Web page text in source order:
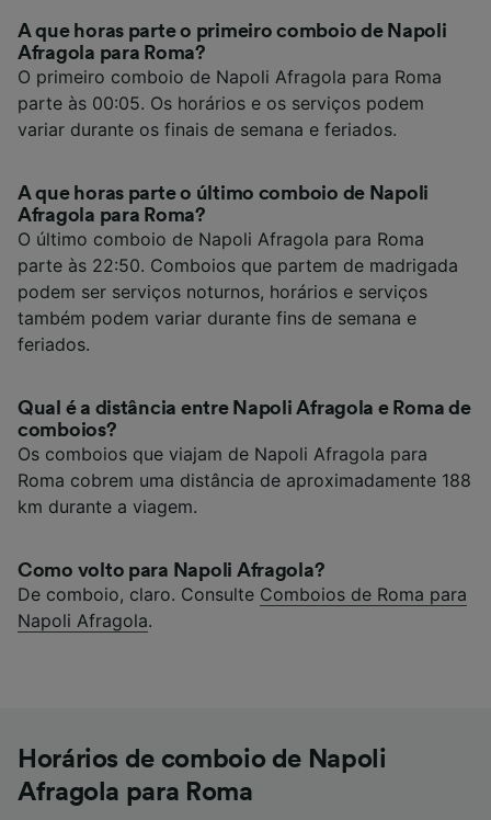
A que horas parte o primeiro comboio de Napoli
Afragola para Roma?
O primeiro comboio de Napoli Afragola para Roma
parte às 00:05. Os horários e os serviços podem
variar durante os finais de semana e feriados.
A que horas parte o último comboio de Napoli
Afragola para Roma?
O último comboio de Napoli Afragola para Roma
parte às 22:50. Comboios que partem de madrigada
podem ser serviços noturnos, horários e serviços
também podem variar durante fins de semana e
feriados.
Qual é a distância entre Napoli Afragola e Roma de
comboios?
Os comboios que viajam de Napoli Afragola para
Roma cobrem uma distância de aproximadamente 188
km durante a viagem.
Como volto para Napoli Afragola?
De comboio, claro. Consulte Comboios de Roma para
Napoli Afragola.
Horários de comboio de Napoli
Afragola para Roma